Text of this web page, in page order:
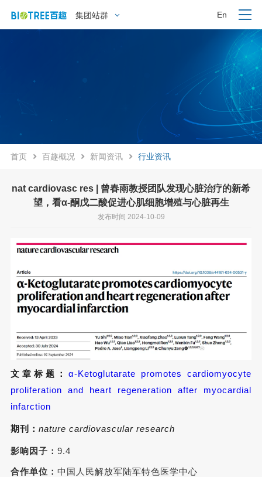
集团站群 En
首页 百趣概况 新闻资讯 行业资讯
nat cardiovasc res | 曾春雨教授团队发现心脏治疗的新希
望，看α-酮戊二酸促进心肌细胞增殖与心脏再生
发布时间 2024-10-09
文章标题：α-Ketoglutarate promotes cardiomyocyte
proliferation and heart regeneration after myocardial
infarction
期刊： nature cardiovascular research
影响因子： 9.4
合作单位： 中国人民解放军陆军特色医学中心